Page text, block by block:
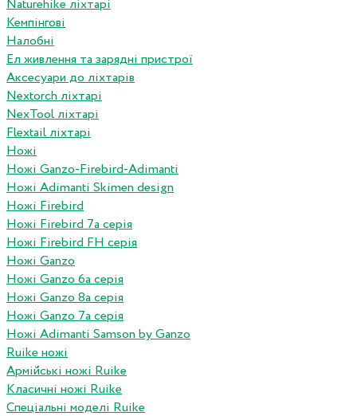
Naturehike ліхтарі
Кемпінгові
Налобні
Ел живлення та зарядні пристрої
Аксесуари до ліхтарів
Nextorch ліхтарі
NexTool ліхтарі
Flextail ліхтарі
Ножі
Ножі Ganzo-Firebird-Adimanti
Ножі Adimanti Skimen design
Ножі Firebird
Ножі Firebird 7а серія
Ножі Firebird FH серія
Ножі Ganzo
Ножі Ganzo 6а серія
Ножі Ganzo 8а серія
Ножі Ganzo 7а серія
Ножі Adimanti Samson by Ganzo
Ruike ножі
Армійські ножі Ruike
Класичні ножі Ruike
Спеціальні моделі Ruike